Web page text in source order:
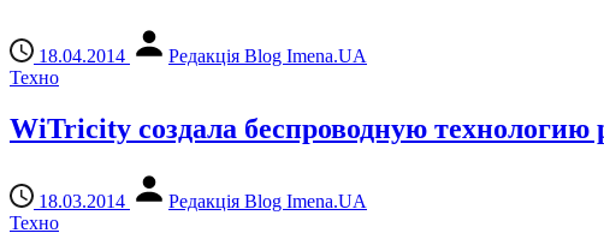
18.04.2014
Редакція Blog Imena.UA
Техно
WiTricity создала беспроводную технологию
18.03.2014
Редакція Blog Imena.UA
Техно